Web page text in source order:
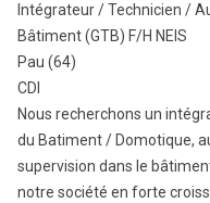
Intégrateur / Technicien /
Bâtiment (GTB) F/H NEIS
Pau (64)
CDI
Nous recherchons un
du Batiment / Domotique,
supervision dans le
notre société en forte